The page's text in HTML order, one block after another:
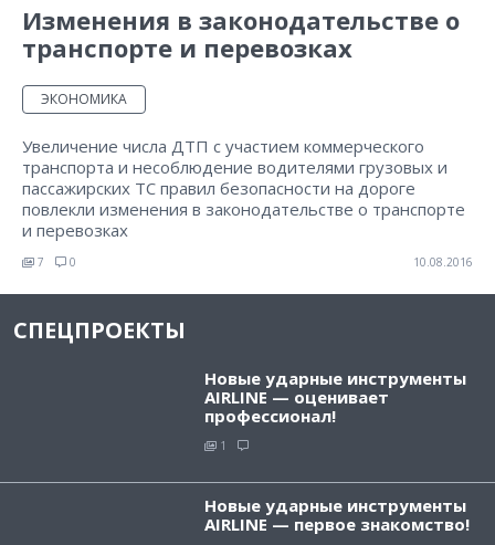
Изменения в законодательстве о
транспорте и перевозках
ЭКОНОМИКА
Увеличение числа ДТП с участием коммерческого
транспорта и несоблюдение водителями грузовых и
пассажирских ТС правил безопасности на дороге
повлекли изменения в законодательстве о транспорте
и перевозках
7 0 10.08.2016
СПЕЦПРОЕКТЫ
Новые ударные инструменты
AIRLINE — оценивает
профессионал!
1
Новые ударные инструменты
AIRLINE — первое знакомство!